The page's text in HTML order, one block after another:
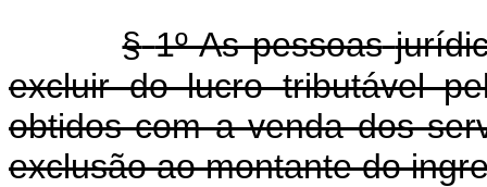
§ 1º As pessoas
excluir do lucro tributável
obtidos com a venda dos
exclusão ao montante do